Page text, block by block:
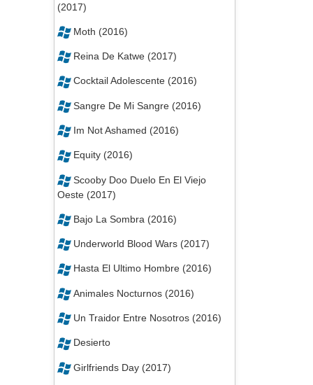
(2017)
Moth (2016)
Reina De Katwe (2017)
Cocktail Adolescente (2016)
Sangre De Mi Sangre (2016)
Im Not Ashamed (2016)
Equity (2016)
Scooby Doo Duelo En El Viejo
Oeste (2017)
Bajo La Sombra (2016)
Underworld Blood Wars (2017)
Hasta El Ultimo Hombre (2016)
Animales Nocturnos (2016)
Un Traidor Entre Nosotros (2016)
Desierto
Girlfriends Day (2017)